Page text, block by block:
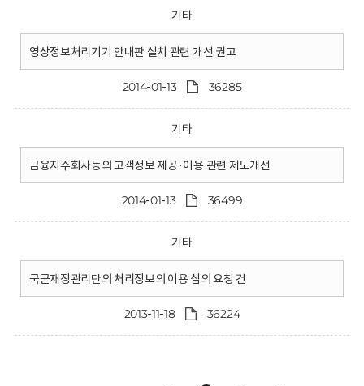
기타
영상정보처리기기 안내판 설치 관련 개선 권고
2014-01-13 36285
기타
금융지주회사등의 고객정보 제공·이용 관련 제도개선
2014-01-13 36499
기타
국군재정관리단의 처리정보의 이용 심의 요청 건
2013-11-18 36224